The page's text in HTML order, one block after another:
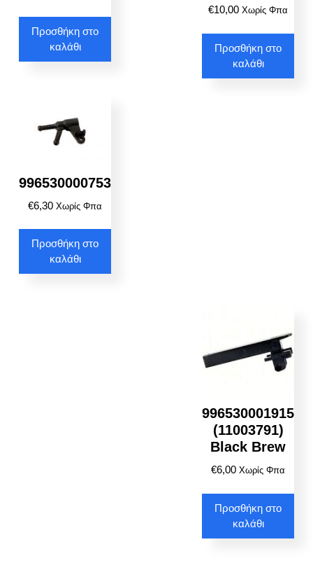
Προσθήκη στο
καλάθι
€10,00 Χωρίς Φπα
Προσθήκη στο
καλάθι
996530000753
€6,30 Χωρίς Φπα
Προσθήκη στο
καλάθι
996530001915
(11003791)
Black Brew
€6,00 Χωρίς Φπα
Προσθήκη στο
καλάθι